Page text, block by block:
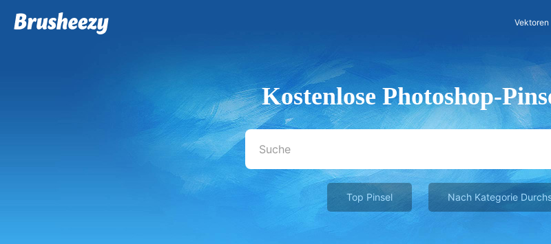
Vektoren
Kostenlose Photoshop-
Top Pinsel Nach Kategorie